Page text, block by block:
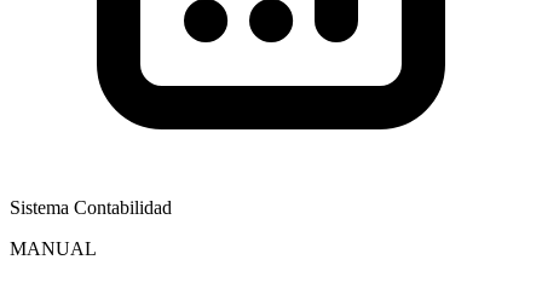
Sistema Contabilidad
MANUAL